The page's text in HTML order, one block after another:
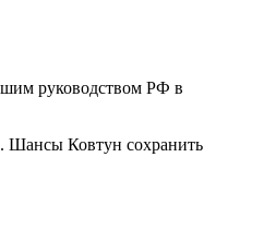
руководством РФ в
Шансы Ковтун сохранить